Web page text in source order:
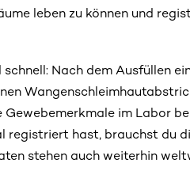
leben zu können und
Nach dem Ausfüllen
im Labor
registriert hast, brauchst du
stehen auch weiterhin